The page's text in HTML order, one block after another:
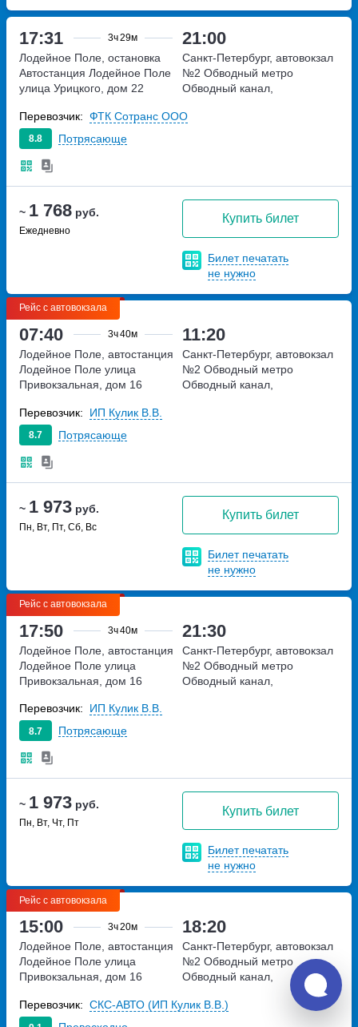
17:31 3ч29м 21:00
~ 1 768 руб.
Ежедневно
Купить билет
Билет печатать
не нужно
Лодейное Поле, остановка
Автостанция Лодейное Поле
улица Урицкого, дом 22
Санкт-Петербург, автовокзал
№2 Обводный метро
Обводный канал,
канала, дом 36
8.8 Потрясающе
Перевозчик: ФТК Сотранс ООО
Рейс с автовокзала
07:40 3ч40м 11:20
~ 1 973 руб.
Пн, Вт, Пт, Сб, Вс
Купить билет
Билет печатать
не нужно
Лодейное Поле, автостанция
Лодейное Поле улица
Привокзальная, дом 16
Санкт-Петербург, автовокзал
№2 Обводный метро
Обводный канал,
8.7 Потрясающе
Перевозчик: ИП Кулик В.В.
Рейс с автовокзала
17:50 3ч40м 21:30
~ 1 973 руб.
Пн, Вт, Чт, Пт
Купить билет
Билет печатать
не нужно
Лодейное Поле, автостанция
Лодейное Поле улица
Привокзальная, дом 16
Санкт-Петербург, автовокзал
№2 Обводный метро
Обводный канал,
8.7 Потрясающе
Перевозчик: ИП Кулик В.В.
Рейс с автовокзала
15:00 3ч20м 18:20
Лодейное Поле, автостанция
Лодейное Поле улица
Привокзальная, дом 16
Санкт-Петербург, автовокзал
№2 Обводный метро
Обводный канал,
набережная Обводного
канала, дом 36
Перевозчик: СКС-АВТО (ИП Кулик В.В.)